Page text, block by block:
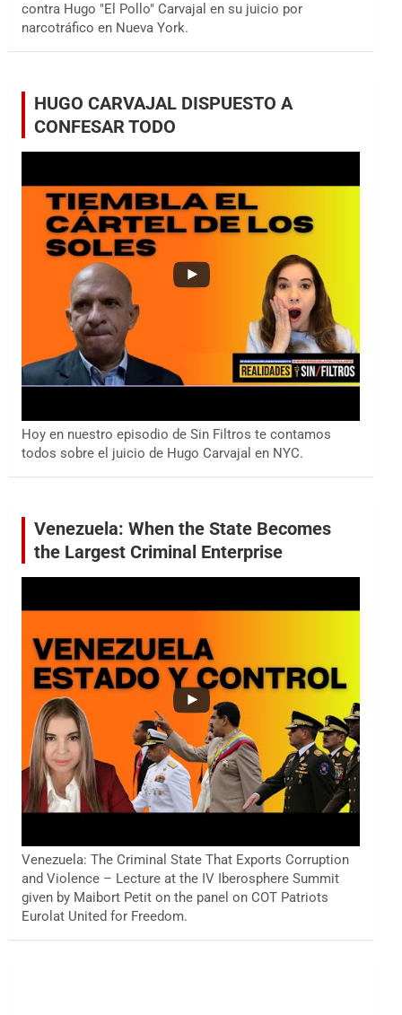
contra Hugo "El Pollo" Carvajal en su juicio por
narcotráfico en Nueva York.
HUGO CARVAJAL DISPUESTO A
CONFESAR TODO
Hoy en nuestro episodio de Sin Filtros te contamos
todos sobre el juicio de Hugo Carvajal en NYC.
Venezuela: When the State Becomes
the Largest Criminal Enterprise
Venezuela: The Criminal State That Exports Corruption
and Violence – Lecture at the IV Iberosphere Summit
given by Maibort Petit on the panel on COT Patriots
Eurolat United for Freedom.